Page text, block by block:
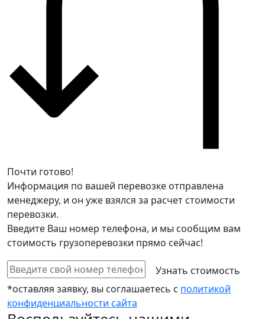
Почти готово!
Информация по вашей перевозке отправлена
менеджеру, и он уже взялся за расчет стоимости
перевозки.
Введите Ваш номер телефона, и мы сообщим вам
стоимость грузоперевозки прямо сейчас!
*оставляя заявку, вы соглашаетесь с политикой
конфиденциальности сайта